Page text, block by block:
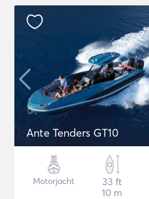
Ante Tenders GT10
Motorjacht
33 ft
10 m